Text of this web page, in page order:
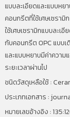
แบบละเอียดและแบบหย
คอนกรีตที่ใช้เศษเซรา
ใช้เศษเซรามิกแบบละเ
กับคอนกรีต OPCแบบเ
และแบบหยาบมีค่าความ
ระยะเวลาผ่านไป
ชนิดวัสดุเหลือใช้ :
ประเภทเอกสาร :
หมายเลขอ้างอิง :